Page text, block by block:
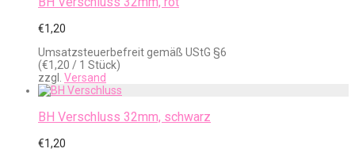
€1,20
Umsatzsteuerbefreit gemäß UStG §6
(€1,20 / 1 Stück)
zzgl. Versand
BH Verschluss 32mm, schwarz
€1,20